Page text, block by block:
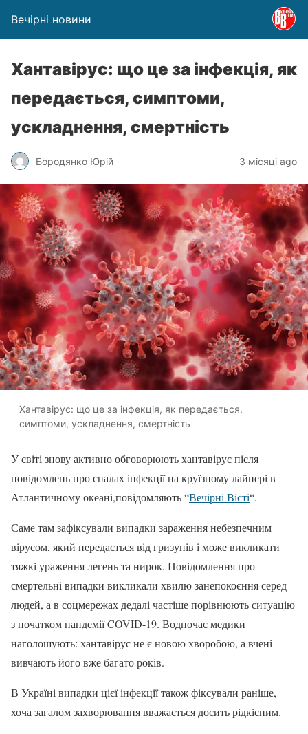
Вечірні новини
Хантавірус: що це за інфекція, як
передається, симптоми,
ускладнення, смертність
Бородянко Юрій 3 місяці ago
Хантавірус: що це за інфекція, як передається,
симптоми, ускладнення, смертність
У світі знову активно обговорюють хантавірус після
повідомлень про спалах інфекції на круїзному лайнері в
Атлантичному океані,повідомляють “Вечірні Вісті“.
Саме там зафіксували випадки зараження небезпечним
вірусом, який передається від гризунів і може викликати
тяжкі ураження легень та нирок. Повідомлення про
смертельні випадки викликали хвилю занепокоєння серед
людей, а в соцмережах дедалі частіше порівнюють ситуацію
з початком пандемії COVID-19. Водночас медики
наголошують: хантавірус не є новою хворобою, а вчені
вивчають його вже багато років.
В Україні випадки цієї інфекції також фіксували раніше,
хоча загалом захворювання вважається досить рідкісним.